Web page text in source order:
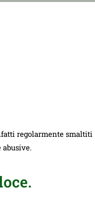
regolarmente smaltiti